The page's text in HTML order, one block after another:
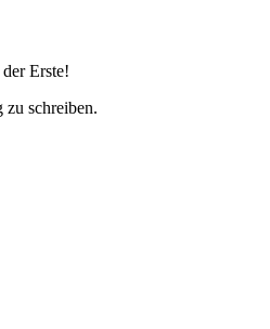
Erste!
zu schreiben.